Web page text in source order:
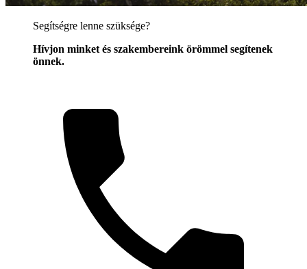
Segítségre lenne szüksége?
Hívjon minket és szakembereink örömmel segítenek
önnek.